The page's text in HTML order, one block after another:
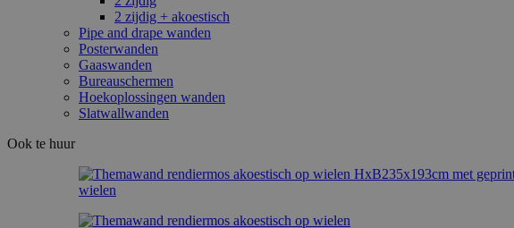
2 zijdig + akoestisch
Pipe and drape wanden
Posterwanden
Gaaswanden
Bureauschermen
Hoekoplossingen wanden
Slatwallwanden
Ook te huur